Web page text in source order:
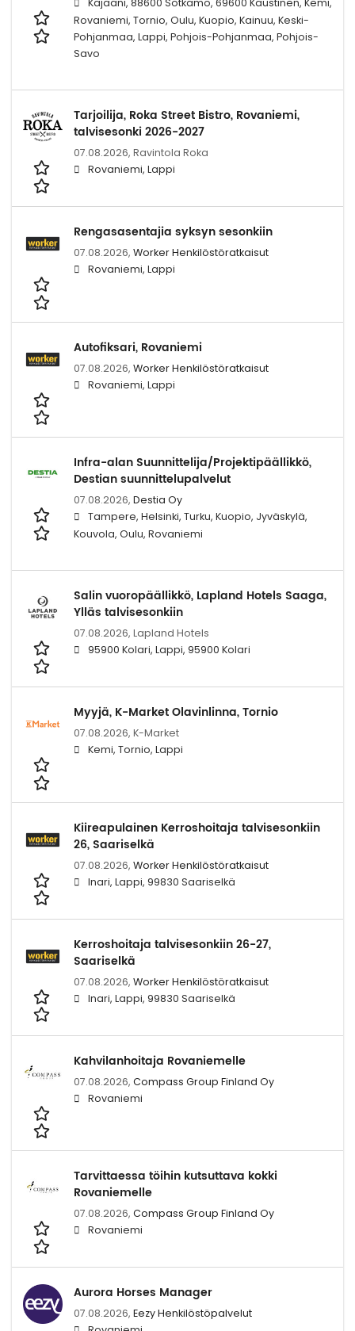
Kajaani, 88600 Sotkamo, 69600 Kaustinen, Kemi,
Rovaniemi, Tornio, Oulu, Kuopio, Kainuu, Keski-
Pohjanmaa, Lappi, Pohjois-Pohjanmaa, Pohjois-
Savo
Tarjoilija, Roka Street Bistro, Rovaniemi,
talvisesonki 2026-2027
07.08.2026, Ravintola Roka
Rovaniemi, Lappi
Rengasasentajia syksyn sesonkiin
07.08.2026, Worker Henkilöstöratkaisut
Rovaniemi, Lappi
Autofiksari, Rovaniemi
07.08.2026, Worker Henkilöstöratkaisut
Rovaniemi, Lappi
Infra-alan Suunnittelija/Projektipäällikkö,
Destian suunnittelupalvelut
07.08.2026, Destia Oy
Tampere, Helsinki, Turku, Kuopio, Jyväskylä,
Kouvola, Oulu, Rovaniemi
Salin vuoropäällikkö, Lapland Hotels Saaga,
Ylläs talvisesonkiin
07.08.2026, Lapland Hotels
95900 Kolari, Lappi, 95900 Kolari
Myyjä, K-Market Olavinlinna, Tornio
07.08.2026, K-Market
Kemi, Tornio, Lappi
Kiireapulainen Kerroshoitaja talvisesonkiin
26, Saariselkä
07.08.2026, Worker Henkilöstöratkaisut
Inari, Lappi, 99830 Saariselkä
Kerroshoitaja talvisesonkiin 26-27,
Saariselkä
07.08.2026, Worker Henkilöstöratkaisut
Inari, Lappi, 99830 Saariselkä
Kahvilanhoitaja Rovaniemelle
07.08.2026, Compass Group Finland Oy
Rovaniemi
Tarvittaessa töihin kutsuttava kokki
Rovaniemelle
07.08.2026, Compass Group Finland Oy
Rovaniemi
Aurora Horses Manager
07.08.2026, Eezy Henkilöstöpalvelut